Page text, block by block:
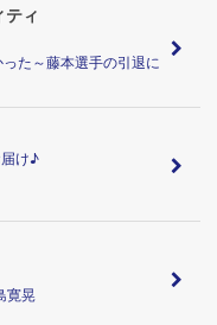
ィ
た～藤本選手の引退に
け♪
寛晃